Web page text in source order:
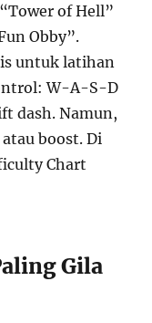
of Hell”
Obby”.
untuk latihan
W-A-S-D
dash. Namun,
boost. Di
Chart
Gila